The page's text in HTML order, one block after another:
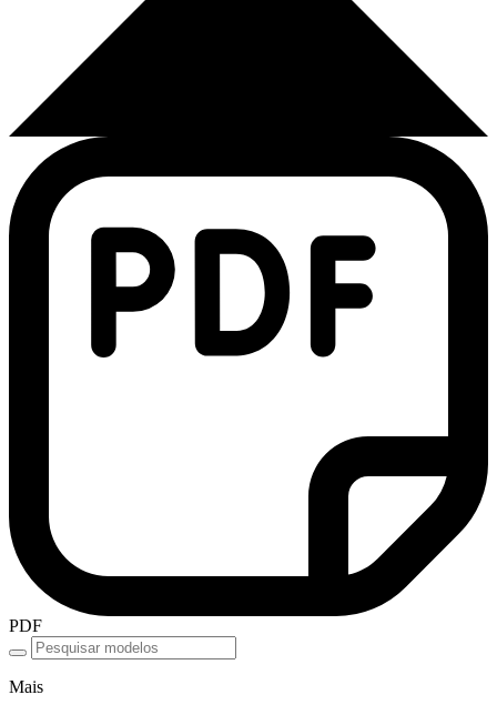
PDF
Mais